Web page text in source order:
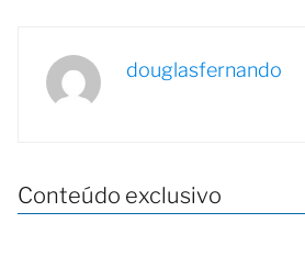
douglasfernando
Conteúdo exclusivo